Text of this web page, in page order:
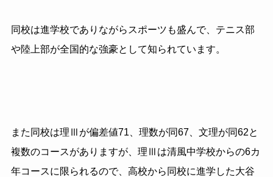
同校は進学校でありながらスポーツも盛んで、テニス部
や陸上部が全国的な強豪として知られています。
また同校は理Ⅲが偏差値71 、理数が同67、文理が同62と
複数のコースがありますが、理Ⅲは清風中学校からの6カ
年コースに限られるので、高校から同校に進学した大谷